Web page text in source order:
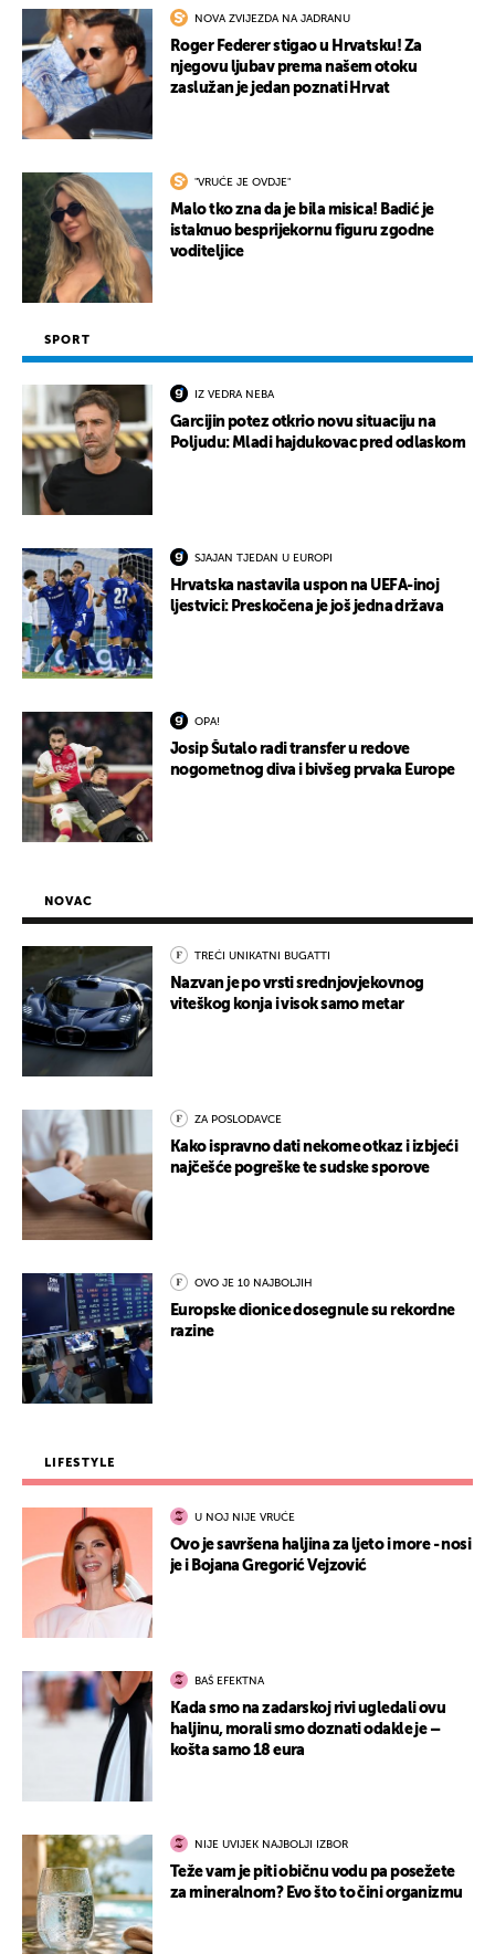
NOVA ZVIJEZDA NA JADRANU
Roger Federer stigao u Hrvatsku! Za
njegovu ljubav prema našem otoku
zaslužan je jedan poznati Hrvat
"VRUĆE JE OVDJE"
Malo tko zna da je bila misica! Badić je
istaknuo besprijekornu figuru zgodne
voditeljice
SPORT
IZ VEDRA NEBA
Garcijin potez otkrio novu situaciju na
Poljudu: Mladi hajdukovac pred odlaskom
SJAJAN TJEDAN U EUROPI
Hrvatska nastavila uspon na UEFA-inoj
ljestvici: Preskočena je još jedna država
OPA!
Josip Šutalo radi transfer u redove
nogometnog diva i bivšeg prvaka Europe
NOVAC
TREĆI UNIKATNI BUGATTI
Nazvan je po vrsti srednjovjekovnog
viteškog konja i visok samo metar
ZA POSLODAVCE
Kako ispravno dati nekome otkaz i izbjeći
najčešće pogreške te sudske sporove
OVO JE 10 NAJBOLJIH
Europske dionice dosegnule su rekordne
razine
LIFESTYLE
U NOJ NIJE VRUĆE
Ovo je savršena haljina za ljeto i more - nosi
je i Bojana Gregorić Vejzović
BAŠ EFEKTNA
Kada smo na zadarskoj rivi ugledali ovu
haljinu, morali smo doznati odakle je –
košta samo 18 eura
NIJE UVIJEK NAJBOLJI IZBOR
Teže vam je piti običnu vodu pa posežete
za mineralnom? Evo što to čini organizmu